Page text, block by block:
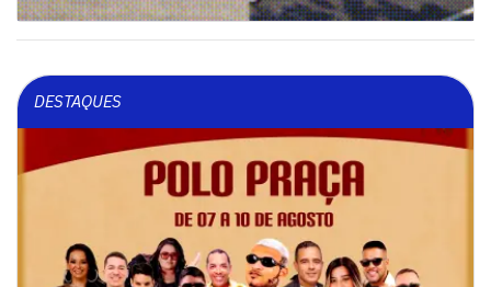
DESTAQUES